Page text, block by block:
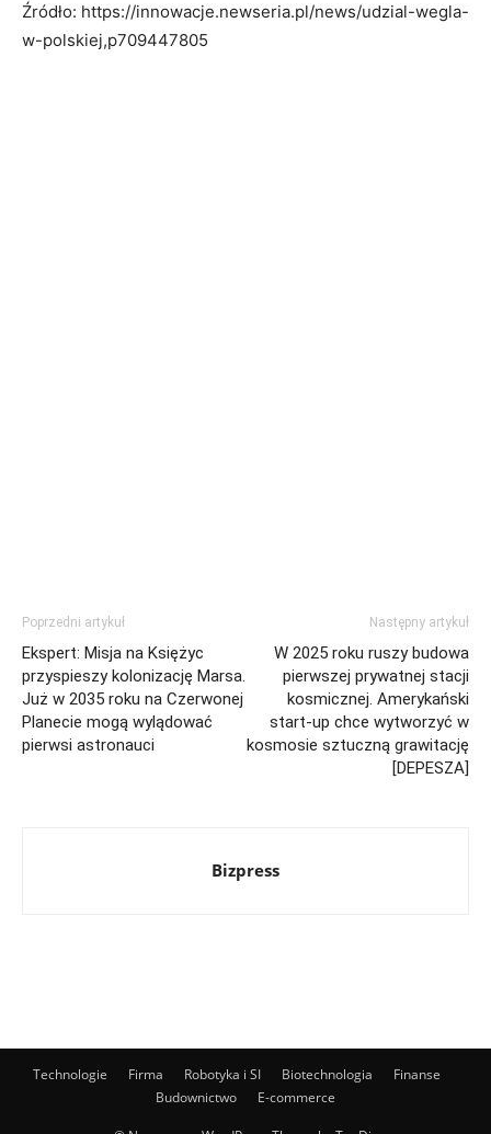
Źródło: https://innowacje.newseria.pl/news/udzial-wegla-
w-polskiej,p709447805
Poprzedni artykuł
Ekspert: Misja na Księżyc
przyspieszy kolonizację Marsa.
Już w 2035 roku na Czerwonej
Planecie mogą wylądować
pierwsi astronauci
Następny artykuł
W 2025 roku ruszy budowa
pierwszej prywatnej stacji
kosmicznej. Amerykański
start-up chce wytworzyć w
kosmosie sztuczną grawitację
[DEPESZA]
Bizpress
Technologie Firma Robotyka i SI Biotechnologia
Finanse
Budownictwo
E-commerce